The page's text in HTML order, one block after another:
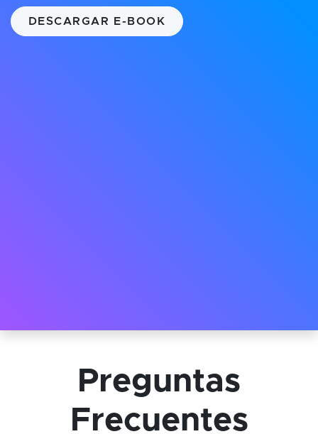
DESCARGAR E-BOOK
Preguntas
Frecuentes